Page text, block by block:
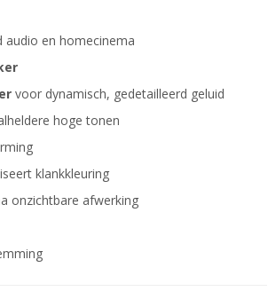
audio en homecinema
voor dynamisch, gedetailleerd geluid
hoge tonen
klankkleuring
onzichtbare afwerking